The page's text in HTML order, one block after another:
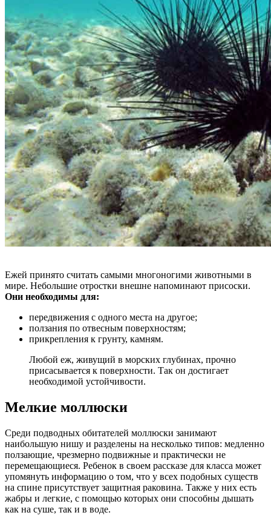
Ежей принято считать самыми многоногими животными в
мире. Небольшие отростки внешне напоминают присоски.
Они необходимы для:
передвижения с одного места на другое;
ползания по отвесным поверхностям;
прикрепления к грунту, камням.
Любой еж, живущий в морских глубинах, прочно
присасывается к поверхности. Так он достигает
необходимой устойчивости.
Мелкие моллюски
Среди подводных обитателей моллюски занимают
наибольшую нишу и разделены на несколько типов: медленно
ползающие, чрезмерно подвижные и практически не
перемещающиеся. Ребенок в своем рассказе для класса может
упомянуть информацию о том, что у всех подобных существ
на спине присутствует защитная раковина. Также у них есть
жабры и легкие, с помощью которых они способны дышать
как на суше, так и в воде.